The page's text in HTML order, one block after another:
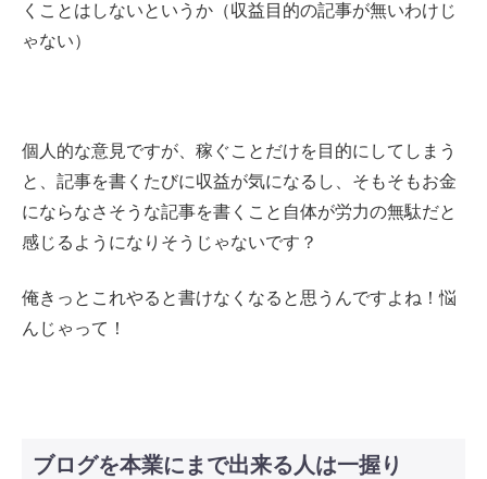
くことはしないというか（収益目的の記事が無いわけじ
ゃない）
個人的な意見ですが、稼ぐことだけを目的にしてしまう
と、記事を書くたびに収益が気になるし、そもそもお金
にならなさそうな記事を書くこと自体が労力の無駄だと
感じるようになりそうじゃないです？
俺きっとこれやると書けなくなると思うんですよね！悩
んじゃって！
ブログを本業にまで出来る人は一握り